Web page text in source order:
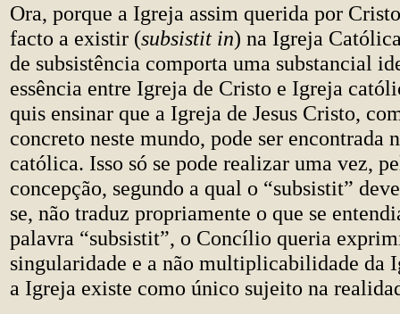
Ora, porque a Igreja assim querida por
facto a existir (subsistit in) na Igreja
de subsistência comporta uma substancial
essência entre Igreja de Cristo e Igreja
quis ensinar que a Igreja de Jesus Cristo,
concreto neste mundo, pode ser encontrada
católica. Isso só se pode realizar uma vez,
concepção, segundo a qual o “subsistit”
se, não traduz propriamente o que se
palavra “subsistit”, o Concílio queria
singularidade e a não multiplicabilidade da
a Igreja existe como único sujeito na